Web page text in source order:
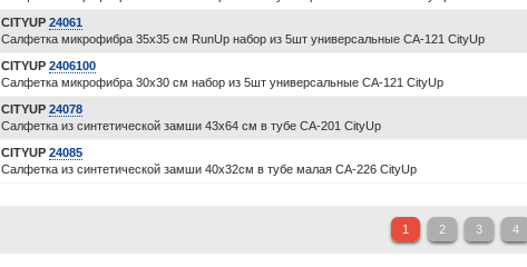
CITYUP 24061
Салфетка микрофибра 35х35 см RunUp набор из 5шт универсальные CA-121 CityUp
CITYUP 2406100
Салфетка микрофибра 30х30 см набор из 5шт универсальные CA-121 CityUp
CITYUP 24078
Салфетка из синтетической замши 43х64 см в тубе CA-201 CityUp
CITYUP 24085
Салфетка из синтетической замши 40х32см в тубе малая CA-226 CityUp
1 2 3 4